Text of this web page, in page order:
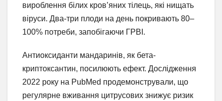
вироблення білих кров’яних тілець, які нищать
віруси. Два-три плоди на день покривають 80–
100% потреби, запобігаючи ГРВІ.
Антиоксиданти мандаринів, як бета-
криптоксантин, посилюють ефект. Дослідження
2022 року на PubMed продемонстрували, що
регулярне вживання цитрусових знижує ризик